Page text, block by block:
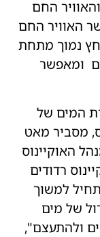
החם
האוויר החם
נמוך מתחת
ומאפשר
המים של
מסביר מאט
האוקיינוס
רדודים
למשוך
של מים
ולהתעצם",